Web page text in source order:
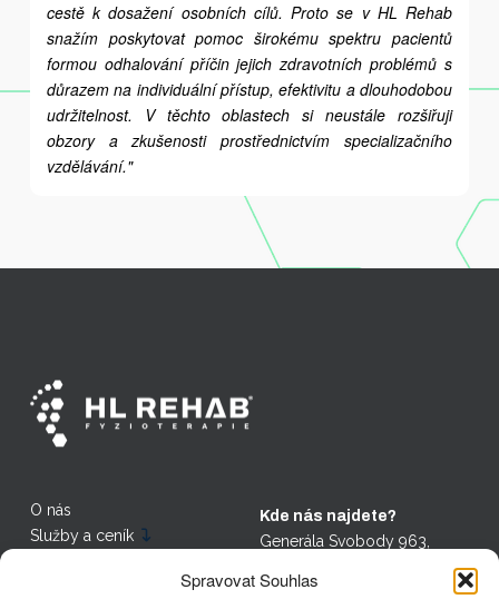
Spravovat Souhlas
cestě k dosažení osobních cílů. Proto se v HL Rehab
snažím poskytovat pomoc širokému spektru pacientů
formou odhalování příčin jejich zdravotních problémů s
důrazem na individuální přístup, efektivitu a dlouhodobou
udržitelnost. V těchto oblastech si neustále rozšiřuji
obzory a zkušenosti prostřednictvím specializačního
vzdělávání."
O nás
Služby a ceník
Kde nás najdete?
Generála Svobody 963,